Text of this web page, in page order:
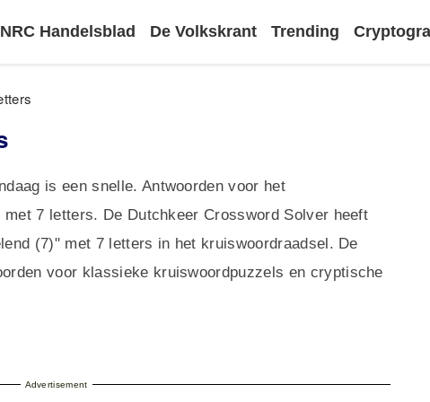
NRC Handelsblad De Volkskrant Trending
is een snelle. Antwoorden voor het
7 letters. De Dutchkeer Crossword Solver heeft
(7)" met 7 letters in het kruiswoordraadsel. De
voor klassieke kruiswoordpuzzels en cryptische
Advertisement